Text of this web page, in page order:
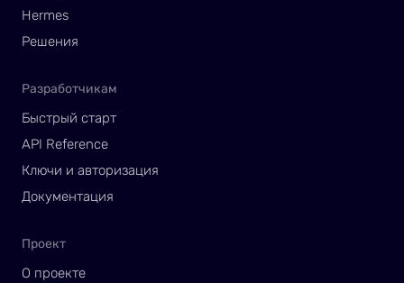
Hermes
Решения
Разработчикам
Быстрый старт
API Reference
Ключи и авторизация
Документация
Проект
О проекте